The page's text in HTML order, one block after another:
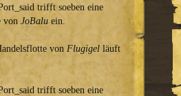
trifft soeben eine
von JoBaluein.
von Flugigel läuft
trifft soeben eine